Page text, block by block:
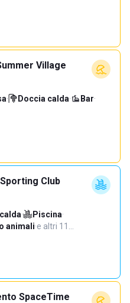
Village
· Doccia calda· Bar·
Club
· Piscina·
animali·e altri 11…
SpaceTime